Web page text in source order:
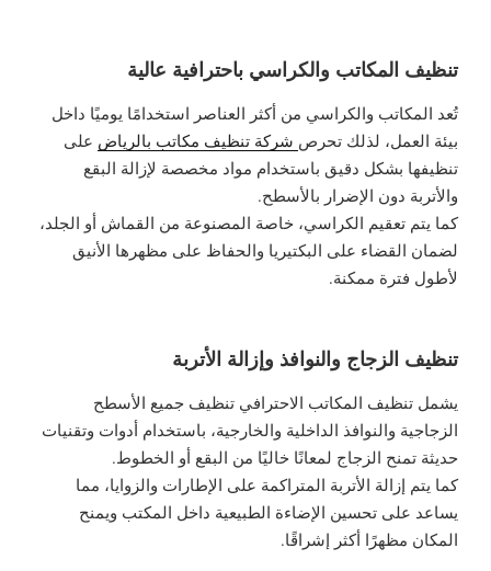
تنظيف المكاتب والكراسي باحترافية عالية
تُعد المكاتب والكراسي من أكثر العناصر استخدامًا يوميًا داخل
بيئة العمل، لذلك تحرص شركة تنظيف مكاتب بالرياض على
تنظيفها بشكل دقيق باستخدام مواد مخصصة لإزالة البقع
والأتربة دون الإضرار بالأسطح.
كما يتم تعقيم الكراسي، خاصة المصنوعة من القماش أو الجلد،
لضمان القضاء على البكتيريا والحفاظ على مظهرها الأنيق
لأطول فترة ممكنة.
تنظيف الزجاج والنوافذ وإزالة الأتربة
يشمل تنظيف المكاتب الاحترافي تنظيف جميع الأسطح
الزجاجية والنوافذ الداخلية والخارجية، باستخدام أدوات وتقنيات
حديثة تمنح الزجاج لمعانًا خاليًا من البقع أو الخطوط.
كما يتم إزالة الأتربة المتراكمة على الإطارات والزوايا، مما
يساعد على تحسين الإضاءة الطبيعية داخل المكتب ويمنح
المكان مظهرًا أكثر إشراقًا.